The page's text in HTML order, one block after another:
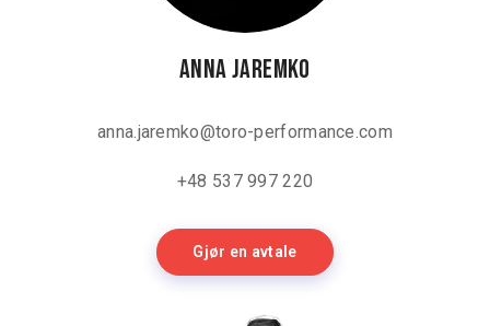
Anna Jaremko
anna.jaremko@toro-performance.com
+48 537 997 220
Gjør en avtale